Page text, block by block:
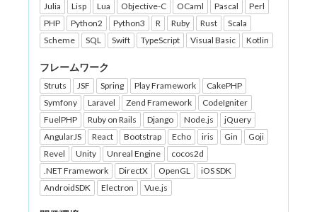
Julia
Lisp Lua Objective-C OCaml Pascal
Perl
PHP
Python2 Python3 R Ruby Rust
Scala
Scheme
SQL Swift TypeScript Visual Basic Kotlin
フレームワーク
Struts JSF Spring Play Framework
CakePHP
Symfony
Laravel Zend Framework
CodeIgniter
FuelPHP
Ruby on Rails Django Node.js
jQuery
AngularJS
React Bootstrap Echo iris Gin
Goji
Revel
Unity Unreal Engine
cocos2d
.NET Framework
DirectX OpenGL
iOS SDK
AndroidSDK
Electron Vue.js